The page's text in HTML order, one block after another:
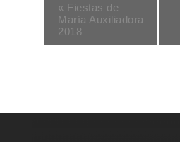
« Fiestas de
María Auxiliadora
2018